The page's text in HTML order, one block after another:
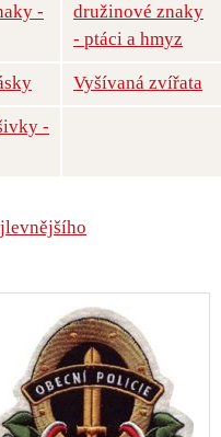
-
družinové znaky
- ptáci a hmyz
Vyšívaná zvířata
-